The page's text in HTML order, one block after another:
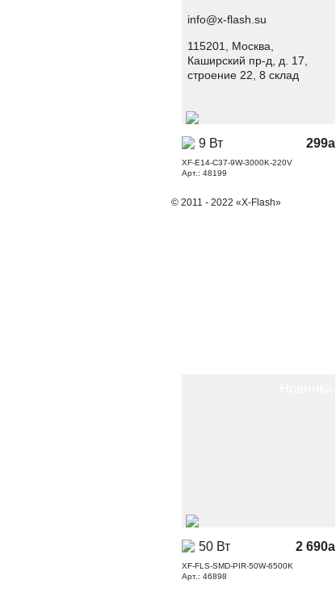
9 Вт 299a
XF-E14-C37-9W-3000K-220V
Арт.: 48199
50 Вт 2 690a
XF-FLS-SMD-PIR-50W-6500K
Арт.: 46898
info@x-flash.su
115201, Москва,
Каширский пр-д, д. 17,
строение 22, 8 склад
© 2011 - 2022 «X-Flash»